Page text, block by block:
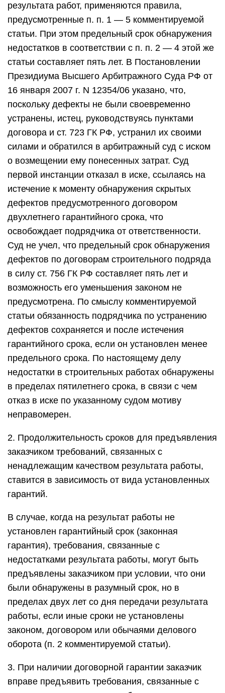
результата работ, применяются правила,
предусмотренные п. п. 1 — 5 комментируемой
статьи. При этом предельный срок обнаружения
недостатков в соответствии с п. п. 2 — 4 этой же
статьи составляет пять лет. В Постановлении
Президиума Высшего Арбитражного Суда РФ от
16 января 2007 г. N 12354/06 указано, что,
поскольку дефекты не были своевременно
устранены, истец, руководствуясь пунктами
договора и ст. 723 ГК РФ, устранил их своими
силами и обратился в арбитражный суд с иском
о возмещении ему понесенных затрат. Суд
первой инстанции отказал в иске, ссылаясь на
истечение к моменту обнаружения скрытых
дефектов предусмотренного договором
двухлетнего гарантийного срока, что
освобождает подрядчика от ответственности.
Суд не учел, что предельный срок обнаружения
дефектов по договорам строительного подряда
в силу ст. 756 ГК РФ составляет пять лет и
возможность его уменьшения законом не
предусмотрена. По смыслу комментируемой
статьи обязанность подрядчика по устранению
дефектов сохраняется и после истечения
гарантийного срока, если он установлен менее
предельного срока. По настоящему делу
недостатки в строительных работах обнаружены
в пределах пятилетнего срока, в связи с чем
отказ в иске по указанному судом мотиву
неправомерен.
2. Продолжительность сроков для предъявления
заказчиком требований, связанных с
ненадлежащим качеством результата работы,
ставится в зависимость от вида установленных
гарантий.
В случае, когда на результат работы не
установлен гарантийный срок (законная
гарантия), требования, связанные с
недостатками результата работы, могут быть
предъявлены заказчиком при условии, что они
были обнаружены в разумный срок, но в
пределах двух лет со дня передачи результата
работы, если иные сроки не установлены
законом, договором или обычаями делового
оборота (п. 2 комментируемой статьи).
3. При наличии договорной гарантии заказчик
вправе предъявить требования, связанные с